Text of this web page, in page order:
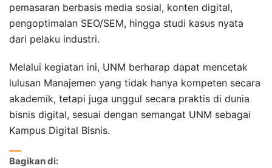
pemasaran berbasis media sosial, konten digital,
pengoptimalan SEO/SEM, hingga studi kasus nyata
dari pelaku industri.
Melalui kegiatan ini, UNM berharap dapat mencetak
lulusan Manajemen yang tidak hanya kompeten secara
akademik, tetapi juga unggul secara praktis di dunia
bisnis digital, sesuai dengan semangat UNM sebagai
Kampus Digital Bisnis.
Bagikan di: